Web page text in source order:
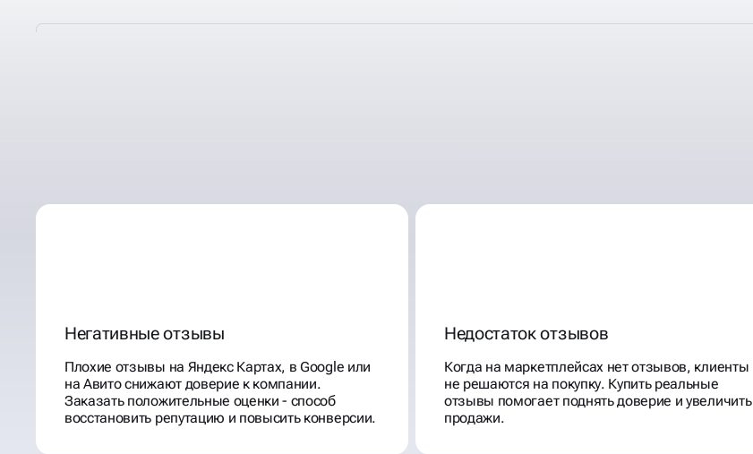
Негативные отзывы
Плохие отзывы на Яндекс Картах, в Google или
на Авито снижают доверие к компании.
Заказать положительные оценки - способ
восстановить репутацию и повысить конверсии.
Недостаток отзывов
Когда на маркетплейсах нет отзывов, клиенты
не решаются на покупку. Купить реальные
отзывы помогает поднять доверие и увеличить
продажи.